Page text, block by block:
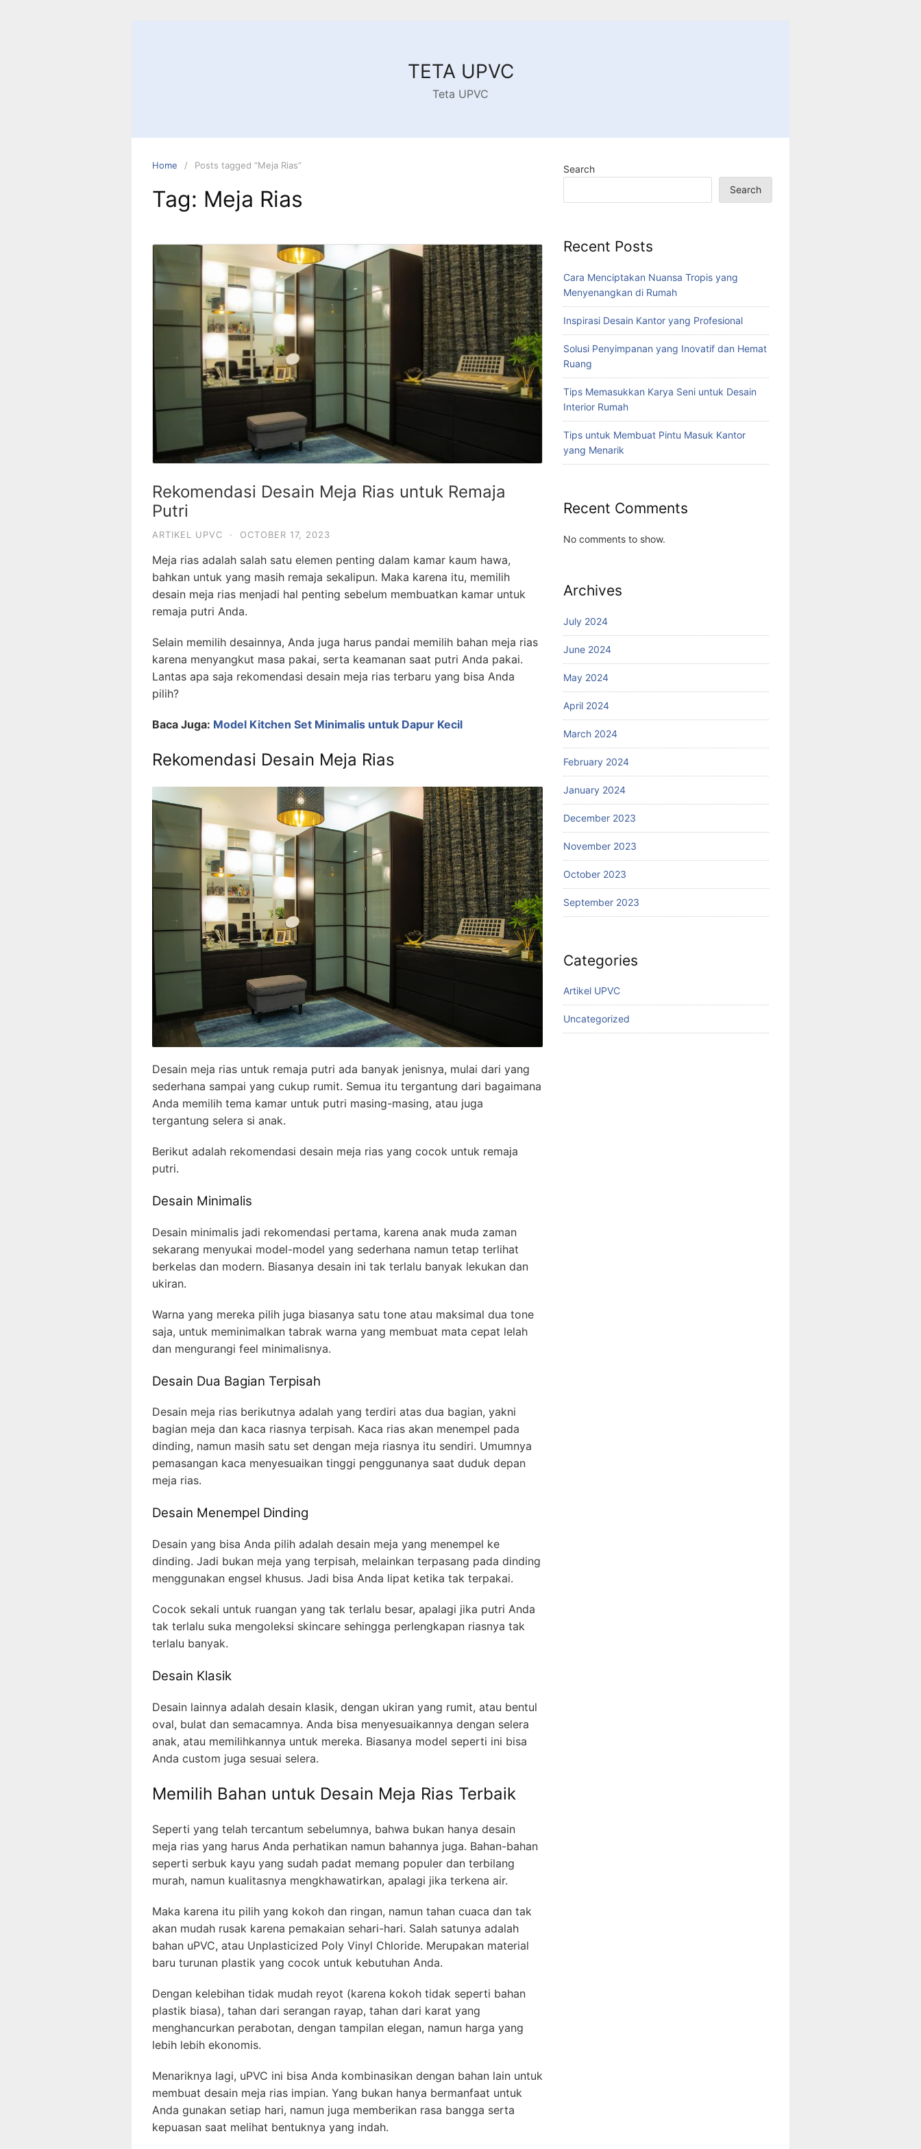
TETA UPVC
Teta UPVC
Home Posts tagged “Meja Rias”
Tag: Meja Rias
Rekomendasi Desain Meja Rias untuk Remaja
Putri
ARTIKEL UPVC · OCTOBER 17, 2023
Meja rias adalah salah satu elemen penting dalam kamar kaum hawa,
bahkan untuk yang masih remaja sekalipun. Maka karena itu, memilih
desain meja rias menjadi hal penting sebelum membuatkan kamar untuk
remaja putri Anda.
Selain memilih desainnya, Anda juga harus pandai memilih bahan meja rias
karena menyangkut masa pakai, serta keamanan saat putri Anda pakai.
Lantas apa saja rekomendasi desain meja rias terbaru yang bisa Anda
pilih?
Baca Juga: Model Kitchen Set Minimalis untuk Dapur Kecil
Rekomendasi Desain Meja Rias
Desain meja rias untuk remaja putri ada banyak jenisnya, mulai dari yang
sederhana sampai yang cukup rumit. Semua itu tergantung dari bagaimana
Anda memilih tema kamar untuk putri masing-masing, atau juga
tergantung selera si anak.
Berikut adalah rekomendasi desain meja rias yang cocok untuk remaja
putri.
Desain Minimalis
Desain minimalis jadi rekomendasi pertama, karena anak muda zaman
sekarang menyukai model-model yang sederhana namun tetap terlihat
berkelas dan modern. Biasanya desain ini tak terlalu banyak lekukan dan
ukiran.
Warna yang mereka pilih juga biasanya satu tone atau maksimal dua tone
saja, untuk meminimalkan tabrak warna yang membuat mata cepat lelah
dan mengurangi feel minimalisnya.
Desain Dua Bagian Terpisah
Desain meja rias berikutnya adalah yang terdiri atas dua bagian, yakni
bagian meja dan kaca riasnya terpisah. Kaca rias akan menempel pada
dinding, namun masih satu set dengan meja riasnya itu sendiri. Umumnya
pemasangan kaca menyesuaikan tinggi penggunanya saat duduk depan
meja rias.
Desain Menempel Dinding
Desain yang bisa Anda pilih adalah desain meja yang menempel ke
dinding. Jadi bukan meja yang terpisah, melainkan terpasang pada dinding
menggunakan engsel khusus. Jadi bisa Anda lipat ketika tak terpakai.
Cocok sekali untuk ruangan yang tak terlalu besar, apalagi jika putri Anda
tak terlalu suka mengoleksi skincare sehingga perlengkapan riasnya tak
terlalu banyak.
Desain Klasik
Desain lainnya adalah desain klasik, dengan ukiran yang rumit, atau bentul
oval, bulat dan semacamnya. Anda bisa menyesuaikannya dengan selera
anak, atau memilihkannya untuk mereka. Biasanya model seperti ini bisa
Anda custom juga sesuai selera.
Memilih Bahan untuk Desain Meja Rias Terbaik
Seperti yang telah tercantum sebelumnya, bahwa bukan hanya desain
meja rias yang harus Anda perhatikan namun bahannya juga. Bahan-bahan
seperti serbuk kayu yang sudah padat memang populer dan terbilang
murah, namun kualitasnya mengkhawatirkan, apalagi jika terkena air.
Maka karena itu pilih yang kokoh dan ringan, namun tahan cuaca dan tak
akan mudah rusak karena pemakaian sehari-hari. Salah satunya adalah
bahan uPVC, atau Unplasticized Poly Vinyl Chloride. Merupakan material
baru turunan plastik yang cocok untuk kebutuhan Anda.
Dengan kelebihan tidak mudah reyot (karena kokoh tidak seperti bahan
plastik biasa), tahan dari serangan rayap, tahan dari karat yang
menghancurkan perabotan, dengan tampilan elegan, namun harga yang
lebih lebih ekonomis.
Menariknya lagi, uPVC ini bisa Anda kombinasikan dengan bahan lain untuk
membuat desain meja rias impian. Yang bukan hanya bermanfaat untuk
Anda gunakan setiap hari, namun juga memberikan rasa bangga serta
kepuasan saat melihat bentuknya yang indah.
Search
Search
Recent Posts
Cara Menciptakan Nuansa Tropis yang
Menyenangkan di Rumah
Inspirasi Desain Kantor yang Profesional
Solusi Penyimpanan yang Inovatif dan Hemat
Ruang
Tips Memasukkan Karya Seni untuk Desain
Interior Rumah
Tips untuk Membuat Pintu Masuk Kantor
yang Menarik
Recent Comments
No comments to show.
Archives
July 2024
June 2024
May 2024
April 2024
March 2024
February 2024
January 2024
December 2023
November 2023
October 2023
September 2023
Categories
Artikel UPVC
Uncategorized